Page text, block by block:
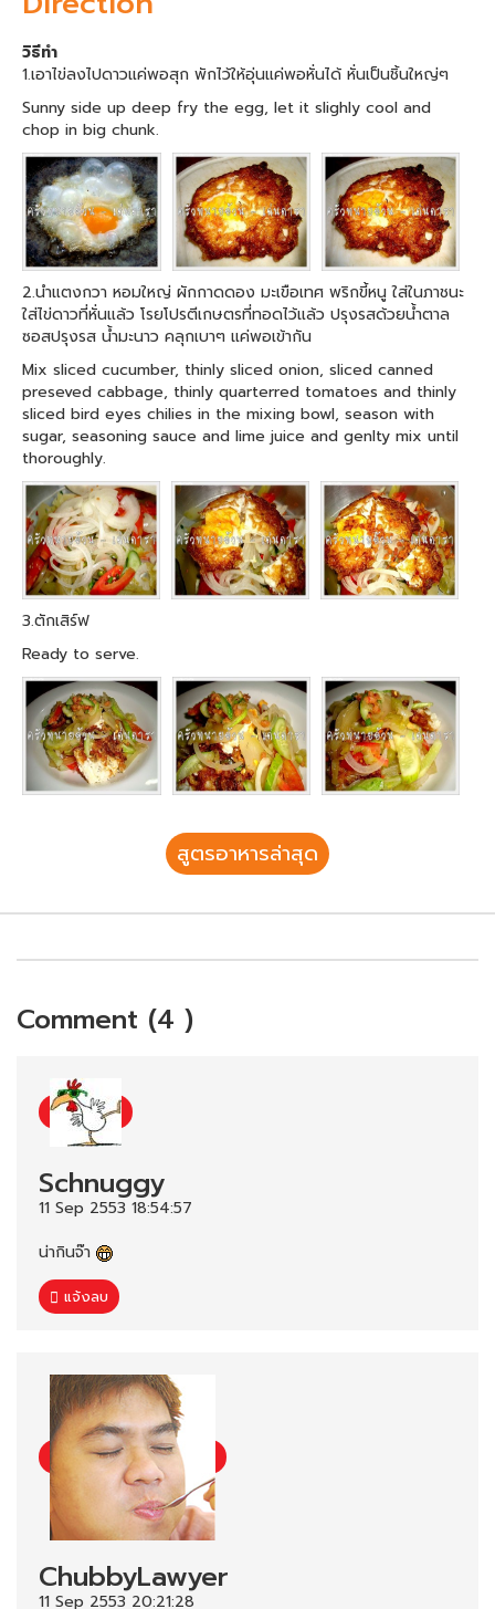
วิธีทำ
1.เอาไข่ลงไปดาวแค่พอสุก พักไว้ให้อุ่นแค่พอหั่นได้ หั่นเป็นชิ้นใหญ่ๆ
Sunny side up deep fry the egg, let it slighly cool and
chop in big chunk.
2.นำแตงกวา หอมใหญ่ ผักกาดดอง มะเขือเทศ พริกขี้หนู ใส่ในภาชนะ
ใส่ไข่ดาวที่หั่นแล้ว โรยโปรตีเกษตรที่ทอดไว้แล้ว ปรุงรสด้วยน้ำตาล
ซอสปรุงรส น้ำมะนาว คลุกเบาๆ แค่พอเข้ากัน
Mix sliced cucumber, thinly sliced onion, sliced canned
preseved cabbage, thinly quarterred tomatoes and thinly
sliced bird eyes chilies in the mixing bowl, season with
sugar, seasoning sauce and lime juice and genlty mix until
thoroughly.
3.ตักเสิร์ฟ
Ready to serve.
สูตรอาหารล่าสุด
Comment (4 )
Schnuggy
11 Sep 2553 18:54:57
น่ากินจ๊า
แจ้งลบ
ChubbyLawyer
11 Sep 2553 20:21:28